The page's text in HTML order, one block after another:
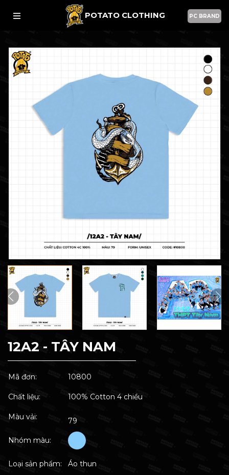
POTATO CLOTHING PC BRAND
12A2 - TÂY NAM
Mã đơn: 10800
Chất liệu: 100% Cotton 4 chiều
Màu vải: 79
Nhóm màu:
Loại sản phẩm: Áo thun